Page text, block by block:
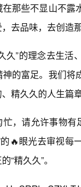
那些不显山不
去品味，去创造
久”的理念去生
的富足。我们
精久久的人生篇
，请允许事物有
🔥眼光去审视
“精久久”。